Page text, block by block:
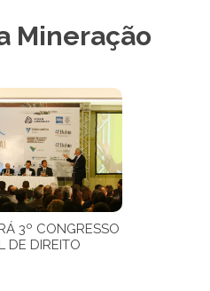
Mineração